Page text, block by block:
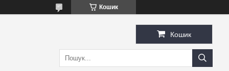
Кошик
Кошик